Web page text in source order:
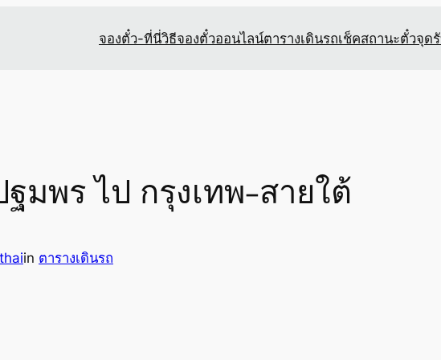
จองตั๋ว-ที่นี่วิธีจองตั๋วออนไลน์ตารางเดินรถเช็คสถานะตั๋วจุด
มพร ไป กรุงเทพ-สายใต้
thaiin ตารางเดินรถ